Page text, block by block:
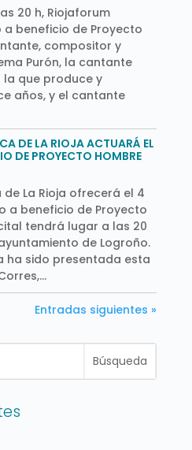
20 h, Riojaforum
beneficio de Proyecto
compositor y
Purón, la cantante
la que produce y
años, y el cantante
DE LA RIOJA ACTUARÁ EL
DE PROYECTO HOMBRE
La Rioja ofrecerá el 4
a beneficio de Proyecto
tendrá lugar a las 20
de Logroño.
ha sido presentada esta
Entradas siguientes »